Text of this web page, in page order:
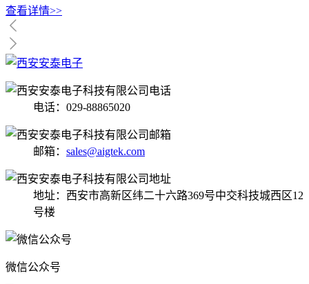
查看详情>>
电话：029-88865020
邮箱： sales@aigtek.com
地址：西安市高新区纬二十六路369号中交科技城西区12
号楼
微信公众号